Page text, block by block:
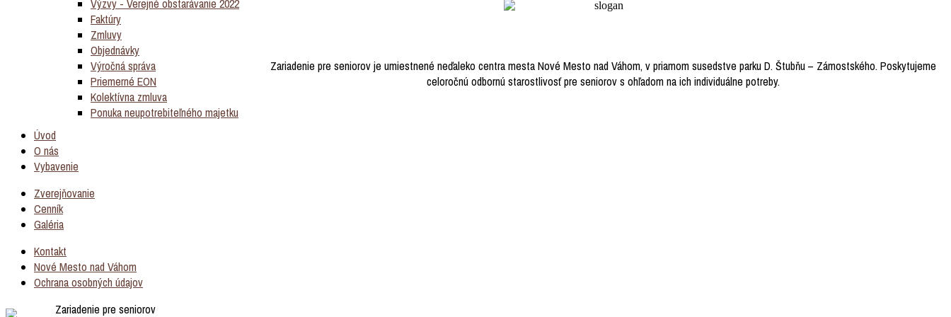
Výzvy - Verejné obstarávanie 2022
Faktúry
Zmluvy
Objednávky
Výročná správa
Priemerné EON
Kolektívna zmluva
Ponuka neupotrebiteľného majetku
Zariadenie pre seniorov je umiestnené neďaleko centra mesta Nové Mesto nad Váhom, v priamom susedstve parku D. Štubňu – Zámostského. Poskytujeme
celoročnú odbornú starostlivosť pre seniorov s ohľadom na ich individuálne potreby.
Úvod
O nás
Vybavenie
Zverejňovanie
Cenník
Galéria
Kontakt
Nové Mesto nad Váhom
Ochrana osobných údajov
Zariadenie pre seniorov